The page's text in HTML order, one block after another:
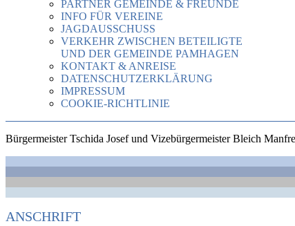
PARTNER GEMEINDE & FREUNDE
INFO FÜR VEREINE
JAGDAUSSCHUSS
VERKEHR ZWISCHEN BETEILIGTE
UND DER GEMEINDE PAMHAGEN
KONTAKT & ANREISE
DATENSCHUTZERKLÄRUNG
IMPRESSUM
COOKIE-RICHTLINIE
Bürgermeister Tschida Josef und Vizebürgermeister Bleich
ANSCHRIFT